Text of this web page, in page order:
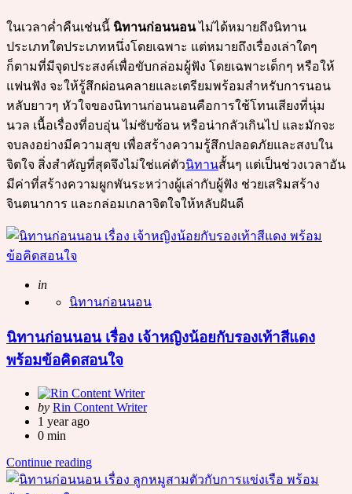
ในเวลาค่ำคืนเช่นนี้ นิทานก่อนนอนไม่ได้หมายถึงนิทาน
ประเภทใดประเภทหนึ่งโดยเฉพาะ แต่หมายถึงเรื่องเล่าใดๆ
ก็ตามที่มีจุดประสงค์เพื่อขับกล่อมผู้ฟัง โดยเฉพาะเด็กๆ หรือให้
แฟนฟัง จะให้รู้สึกผ่อนคลายและเตรียมพร้อมสำหรับการนอน
หลับยาวๆ หัวใจของนิทานก่อนนอนคือการใช้โทนเสียงที่นุ่ม
นวล เนื้อเรื่องที่อบอุ่น ไม่ซับซ้อน หรือน่ากลัวเกินไป และมักจะ
จบลงอย่างมีความสุข เพื่อสร้างความรู้สึกปลอดภัยและสงบใน
จิตใจ สิ่งสำคัญที่สุดจึงไม่ใช่แค่ตัวนิทานสั้นๆ แต่เป็นช่วงเวลาอัน
มีค่าที่สร้างความผูกพันระหว่างผู้เล่ากับผู้ฟัง ช่วยเสริมสร้าง
จินตนาการ และกล่อมเกลาจิตใจให้หลับฝันดี
Posted
in
นิทานก่อนนอน
นิทานก่อนนอน เรื่อง เจ้าหญิงน้อยกับรองเท้าสีแดง
พร้อมข้อคิดสอนใจ
Posted
by
by Rin Content Writer
1 year ago
0 min
Continue reading